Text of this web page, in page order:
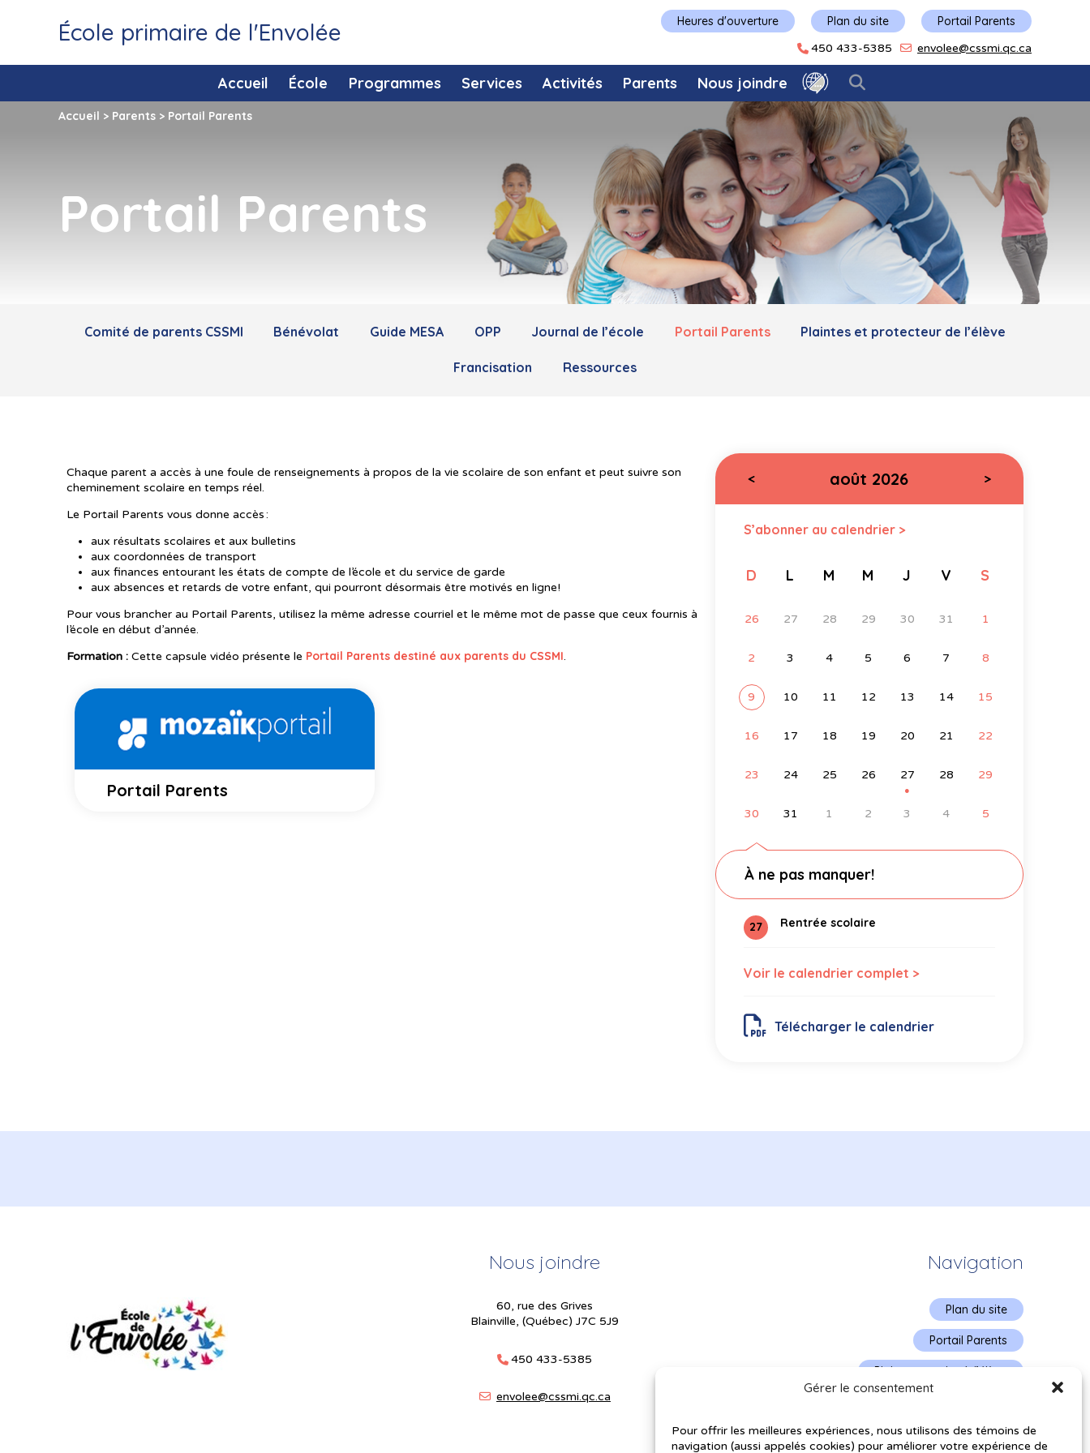
Gérer le consentement
Pour offrir les meilleures expériences, nous utilisons des témoins de
navigation (aussi appelés cookies) pour améliorer votre expérience de
École primaire de l'Envolée Plan du site Portail Parents
Heures d'ouverture
450 433-5385 envolee@cssmi.qc.ca
Accueil École Programmes Services Activités Parents Nous joindre
Accueil > Parents > Portail Parents
Portail Parents
Comité de parents CSSMI Bénévolat Guide MESA OPP Journal de l’école Portail Parents Plaintes et protecteur de l’élève
Francisation Ressources
Chaque parent a accès à une foule de renseignements à propos de la vie scolaire de son enfant et peut suivre son
cheminement scolaire en temps réel.
Le Portail Parents vous donne accès :
aux résultats scolaires et aux bulletins
aux coordonnées de transport
aux finances entourant les états de compte de l’école et du service de garde
aux absences et retards de votre enfant, qui pourront désormais être motivés en ligne!
Pour vous brancher au Portail Parents, utilisez la même adresse courriel et le même mot de passe que ceux fournis à
l’école en début d’année.
Formation : Cette capsule vidéo présente le Portail Parents destiné aux parents du CSSMI.
Portail Parents
< août 2026 >
S’abonner au calendrier >
D L M M J V S
26 27 28 29 30 31 1
2 3 4 5 6 7 8
9 10 11 12 13 14 15
16 17 18 19 20 21 22
23 24 25 26 27
●
28 29
30 31 1 2 3 4 5
À ne pas manquer!
27 Rentrée scolaire
Voir le calendrier complet >
Télécharger le calendrier
Nous joindre
60, rue des Grives
Blainville, (Québec) J7C 5J9
450 433-5385
envolee@cssmi.qc.ca
Navigation
Plan du site
Portail Parents
Plainte – service à l’élève